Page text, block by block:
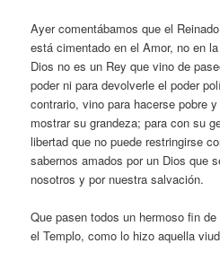
Ayer comentábamos que el
está cimentado en el Amor, no en
Dios no es un Rey que vino de
poder ni para devolverle el poder
contrario, vino para hacerse pobre
mostrar su grandeza; para con su
libertad que no puede restringirse
sabernos amados por un Dios que
nosotros y por nuestra salvación.
Que pasen todos un hermoso fin
el Templo, como lo hizo aquella